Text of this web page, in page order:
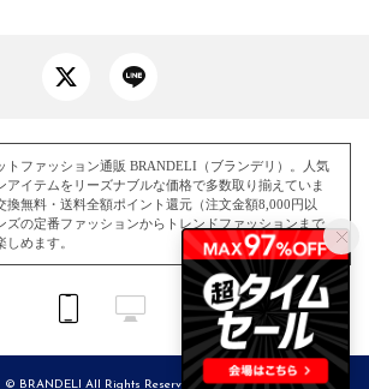
トファッション通販 BRANDELI（ブランデリ）。人気
アイテムをリーズナブルな価格で多数取り揃えていま
換無料・送料全額ポイント還元（注文金額8,000円以
ズの定番ファッションからトレンドファッションまで、
めます。
© BRANDELI All Rights Reserved